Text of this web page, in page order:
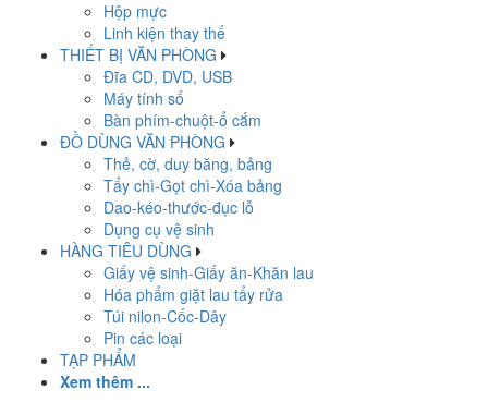
Hộp mực
Linh kiện thay thế
THIẾT BỊ VĂN PHÒNG
Đĩa CD, DVD, USB
Máy tính số
Bàn phím-chuột-ổ cắm
ĐỒ DÙNG VĂN PHÒNG
Thẻ, cờ, duy băng, bảng
Tẩy chì-Gọt chì-Xóa bảng
Dao-kéo-thước-đục lỗ
Dụng cụ vệ sinh
HÀNG TIÊU DÙNG
Giấy vệ sinh-Giấy ăn-Khăn lau
Hóa phẩm giặt lau tẩy rửa
Túi nilon-Cốc-Dây
Pin các loại
TẠP PHẨM
Xem thêm ...